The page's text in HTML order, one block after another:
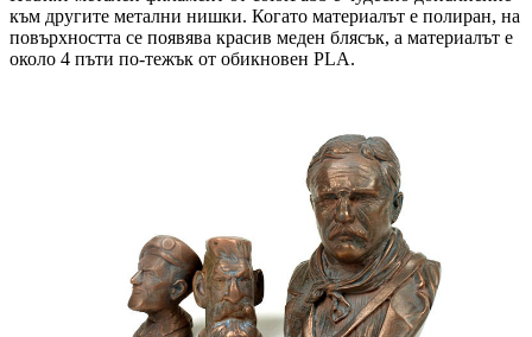
към другите метални нишки. Когато материалът е полиран, на
повърхността се появява красив меден блясък, а материалът е
около 4 пъти по-тежък от обикновен PLA.